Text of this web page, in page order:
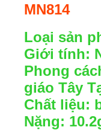
MN814
Loại sản
Giới tính:
Phong
giáo Tây
Chất liệu:
Nặng: